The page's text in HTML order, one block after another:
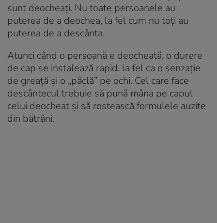
sunt deocheați. Nu toate persoanele au
puterea de a deochea, la fel cum nu toți au
puterea de a descânta.
Atunci când o persoană e deocheată, o durere
de cap se instalează rapid, la fel ca o senzație
de greață și o „pâclă” pe ochi. Cel care face
descântecul trebuie să pună mâna pe capul
celui deocheat și să rostească formulele auzite
din bătrâni.